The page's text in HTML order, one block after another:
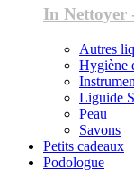
In Nettoyer
Autres
Hygiène
Liguide
Peau
Savons
Petits cadeaux
Podologue